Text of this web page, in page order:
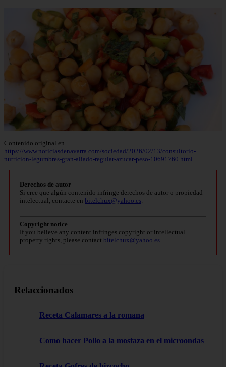
Contenido original en
https://www.noticiasdenavarra.com/sociedad/2026/02/13/consultorio-
nutricion-legumbres-gran-aliado-regular-azucar-peso-10691760.html
Derechos de autor
Si cree que algún contenido infringe derechos de autor o propiedad
intelectual, contacte en bitelchux@yahoo.es.
Copyright notice
If you believe any content infringes copyright or intellectual
property rights, please contact bitelchux@yahoo.es.
Relaccionados
Receta Calamares a la romana
Como hacer Pollo a la mostaza en el microondas